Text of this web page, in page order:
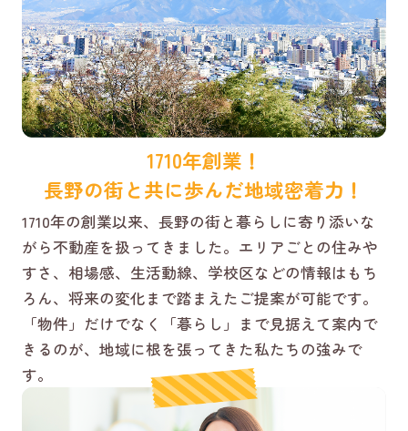
1710年創業！
長野の街と共に歩んだ地域密着力！
1710年の創業以来、長野の街と暮らしに寄り添いな
がら不動産を扱ってきました。エリアごとの住みや
すさ、相場感、生活動線、学校区などの情報はもち
ろん、将来の変化まで踏まえたご提案が可能です。
「物件」だけでなく「暮らし」まで見据えて案内で
きるのが、地域に根を張ってきた私たちの強みで
す。